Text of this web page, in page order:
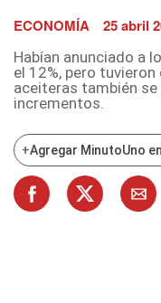
ECONOMÍA 25 abril
Habían anunciado a
el 12%, pero
aceiteras también
incrementos.
+Agregar MinutoUno en